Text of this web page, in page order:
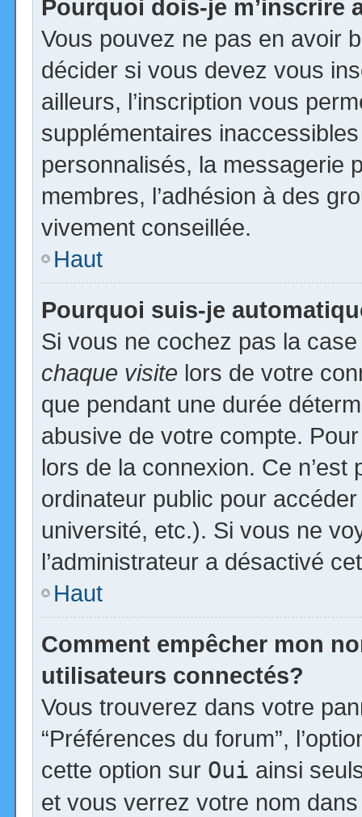
Pourquoi dois-je m’inscrire
Vous pouvez ne pas en avoir
décider si vous devez vous
ailleurs, l’inscription vous
supplémentaires
personnalisés, la messagerie
membres, l’adhésion à des
vivement conseillée.
Haut
Pourquoi suis-je
Si vous ne cochez pas la
chaque visite lors de votre
que pendant une durée
abusive de votre compte.
lors de la connexion. Ce
ordinateur public pour
université, etc.). Si vous ne
l’administrateur a désactivé
Haut
Comment empêcher mon
utilisateurs connectés?
Vous trouverez dans votre
“Préférences du forum”,
cette option sur Oui ainsi
et vous verrez votre nom